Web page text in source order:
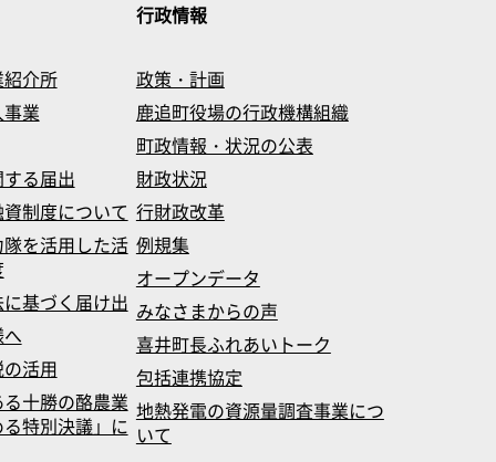
介所
業
る届出
制度について
を活用した活
基づく届け出
活用
十勝の酪農業
特別決議」に
行政情報
政策・計画
鹿追町役場の行政機構組織
町政情報・状況の公表
財政状況
行財政改革
例規集
オープンデータ
みなさまからの声
喜井町長ふれあいトーク
包括連携協定
地熱発電の資源量調査事業につ
いて